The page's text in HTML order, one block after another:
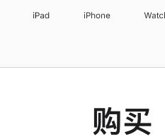
iPad iPhone
购